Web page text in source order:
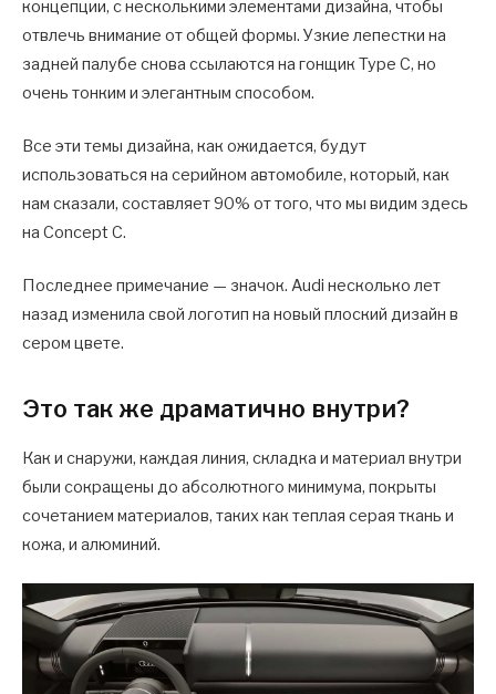
концепции, с несколькими элементами дизайна, чтобы
отвлечь внимание от общей формы. Узкие лепестки на
задней палубе снова ссылаются на гонщик Type C, но
очень тонким и элегантным способом.
Все эти темы дизайна, как ожидается, будут
использоваться на серийном автомобиле, который, как
нам сказали, составляет 90% от того, что мы видим здесь
на Concept C.
Последнее примечание — значок. Audi несколько лет
назад изменила свой логотип на новый плоский дизайн в
сером цвете.
Это так же драматично внутри?
Как и снаружи, каждая линия, складка и материал внутри
были сокращены до абсолютного минимума, покрыты
сочетанием материалов, таких как теплая серая ткань и
кожа, и алюминий.